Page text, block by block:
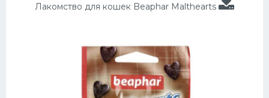
Лакомство для кошек Beaphar Malthearts